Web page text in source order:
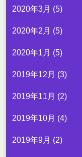
2020年3月 (5)
2020年2月 (5)
2020年1月 (5)
2019年12月 (3)
2019年11月 (2)
2019年10月 (4)
2019年9月 (2)